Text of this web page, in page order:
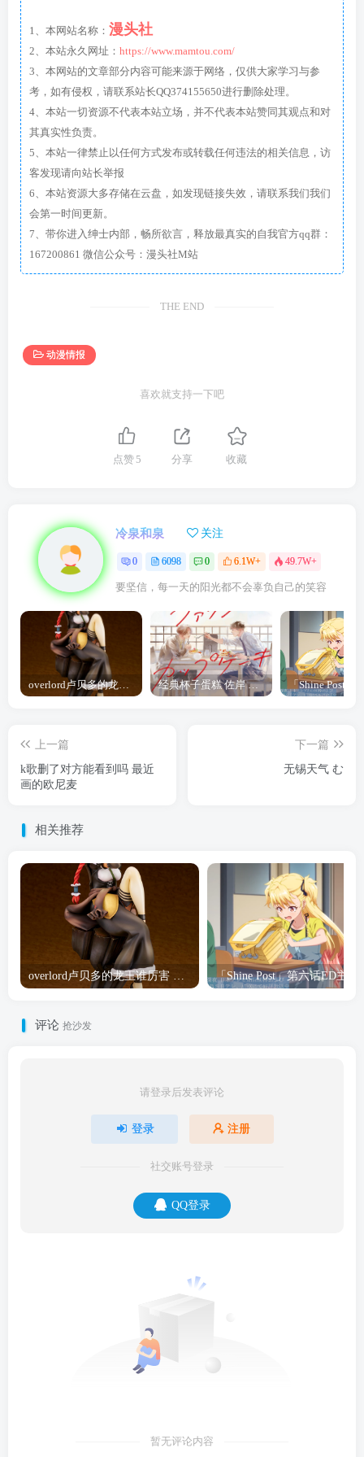
1、本网站名称： 漫头社
2、本站永久网址： https://www.mamtou.com/
3、本网站的文章部分内容可能来源于网络，仅供大家学习与参
考，如有侵权，请联系站长QQ374155650进行删除处理。
4、本站一切资源不代表本站立场，并不代表本站赞同其观点和对
其真实性负责。
5、本站一律禁止以任何方式发布或转载任何违法的相关信息，访
客发现请向站长举报
6、本站资源大多存储在云盘，如发现链接失效，请联系我们我们
会第一时间更新。
7、带你进入绅士内部，畅所欲言，释放最真实的自我官方qq群：
167200861 微信公众号：漫头社M站
THE END
动漫情报
喜欢就支持一下吧
点赞 5 分享 收藏
冷泉和泉 关注
0 6098 0 6.1W+ 49.7W+
要坚信，每一天的阳光都不会辜负自己的笑容
overlord卢贝多的龙王谁厉害 「Overlord」露普斯蕾琪娜·贝塔手办开订 经典杯子蛋糕 佐岸 漫画「经典杯子蛋糕」宣布真人日剧化
上一篇
k歌删了对方能看到吗 最近
画的欧尼麦
下一篇
无锡天气 む
相关推荐
评论 抢沙发
请登录后发表评论
登录 注册
社交账号登录
QQ登录
暂无评论内容